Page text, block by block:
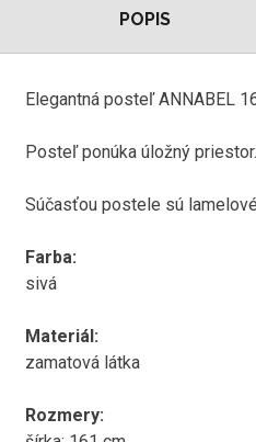
POPIS
Elegantná posteľ ANNABEL
Posteľ ponúka úložný priestor.
Súčasťou postele sú lamelové
Farba:
sivá
Materiál:
zamatová látka
Rozmery: